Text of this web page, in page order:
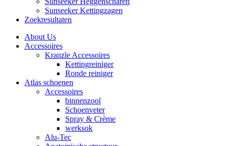
Sunseeker Kettingzagen
Zoekresultaten
About Us
Accessoires
Kranzle Accessoires
Kettingreiniger
Ronde reiniger
Atlas schoenen
Accessoires
binnenzool
Schoenveter
Spray & Crème
werksok
Alu-Tec